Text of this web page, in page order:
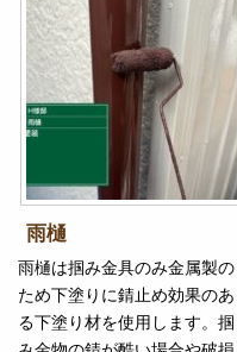
雨樋
雨樋は掴み金具のみ金属製の
ため下塗りに錆止め効果のあ
る下塗り材を使用します。掴